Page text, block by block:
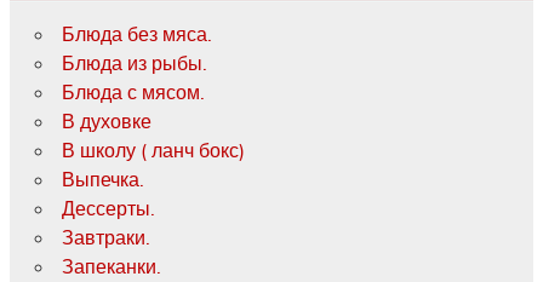
Блюда без мяса.
Блюда из рыбы.
Блюда с мясом.
В духовке
В школу ( ланч бокс)
Выпечка.
Дессерты.
Завтраки.
Запеканки.